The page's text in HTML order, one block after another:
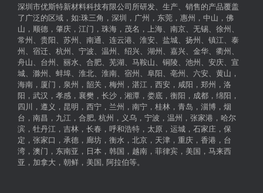
深圳市优斯特新材料科技有限公司所研发、生产、销售的产品覆盖
了广泛的区域，如:珠三角，深圳，广州，东莞，惠州，中山，佛
山，顺德，肇庆，江门，珠海，茂名，上海、南京、无锡、徐州、
常州、贵阳、苏州、南通、连云港、淮安、盐城、扬州、镇江、泰
州、宿迁、杭州、宁波、温州、绍兴、湖州、嘉兴、金华、衢州、
舟山、台州、丽水、合肥、芜湖、马鞍山、铜陵、池州、安庆、宣
城、滁州、蚌埠、淮北、淮南、宿州、阜阳、亳州、六安、黄山，
海南，厦门，泉州，韶关，梅州，湛江，西安，咸阳，郑州，洛
阳，武汉，孝感，襄樊，长沙，湘潭，娄底，衡阳，成都，绵阳，
四川，遵义，昆明，西宁，兰州，南宁，桂林，青岛，淄博，烟
台，南昌，九江，合肥, 杭州，义乌，宁波，温州，张家港，哈尔
滨，牡丹江，吉林，长春，呼和浩特，太原，运城，石家庄，保
定，张家口，承德，廊坊，衡水，北京，天津，重庆，香港，台
湾，澳门，东南亚，日本，韩国，越南，菲律宾，美国，马来西
亚，加拿大，朝鲜，美国, 阿拉伯等。